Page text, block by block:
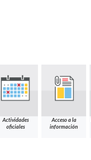
Actividades
oficiales
Acceso a la
información